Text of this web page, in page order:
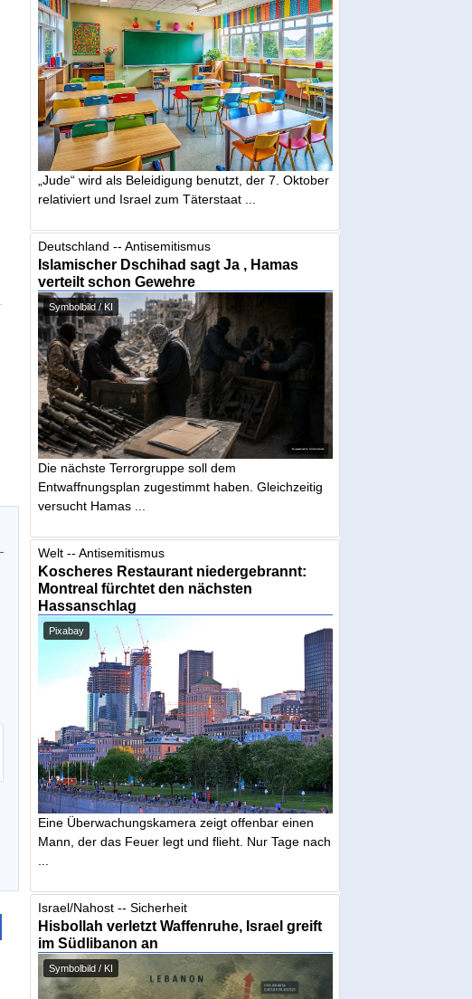
„Jude“ wird als Beleidigung benutzt, der 7. Oktober
relativiert und Israel zum Täterstaat ...
Deutschland -- Antisemitismus
Islamischer Dschihad sagt Ja , Hamas
verteilt schon Gewehre
Symbolbild / KI
Die nächste Terrorgruppe soll dem
Entwaffnungsplan zugestimmt haben. Gleichzeitig
versucht Hamas ...
Welt -- Antisemitismus
Koscheres Restaurant niedergebrannt:
Montreal fürchtet den nächsten
Hassanschlag
Pixabay
Eine Überwachungskamera zeigt offenbar einen
Mann, der das Feuer legt und flieht. Nur Tage nach
Israel/Nahost -- Sicherheit
Hisbollah verletzt Waffenruhe, Israel greift
im Südlibanon an
Symbolbild / KI